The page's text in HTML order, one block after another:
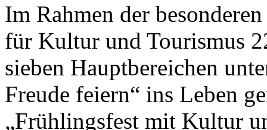
Im Rahmen der
für Kultur und Tourismus
sieben Hauptbereichen
Freude feiern“ ins Leben
„Frühlingsfest mit Kultur